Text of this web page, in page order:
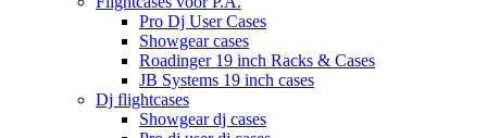
Pro Dj User Cases
Showgear cases
Roadinger 19 inch Racks & Cases
JB Systems 19 inch cases
Dj flightcases
Showgear dj cases